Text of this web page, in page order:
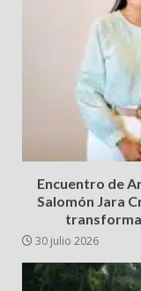
Encuentro de
Salomón Jara
30 julio 2026